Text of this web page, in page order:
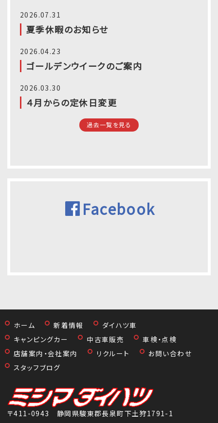
2026.07.31
夏季休暇のお知らせ
2026.04.23
ゴールデンウイークのご案内
2026.03.30
４月からの定休日変更
過去一覧を見る
Facebook
ホーム 新着情報
ダイハツ車
キャンピングカー
中古車販売
車検・点検
店舗案内・会社案内
リクルート
お問い合わせ
スタッフブログ
〒411-0943 静岡県駿東郡長泉町下土狩1791-1